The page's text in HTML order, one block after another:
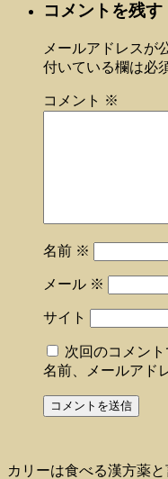
コメントを残す
メールアドレスが
付いている欄は必
コメント ※
名前 ※
メール ※
サイト
次回のコメン
名前、メールアド
カリーは食べる漢方薬